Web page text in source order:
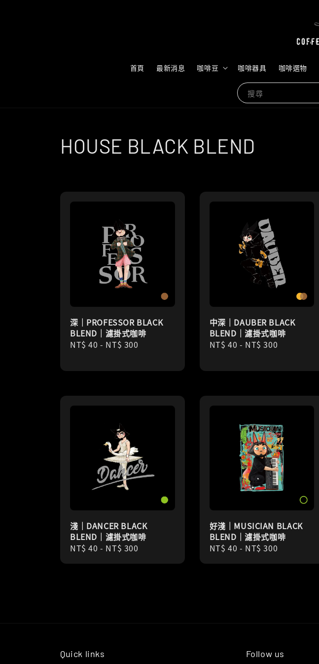
搜尋
首頁 最新消息 咖啡豆 咖啡器具 咖啡選物
HOUSE BLACK BLEND
深｜PROFESSOR BLACK
BLEND｜濾掛式咖啡
Regular
NT$ 40 - NT$ 300
中深｜DAUBER BLACK
BLEND｜濾掛式咖啡
Regular
NT$ 40 - NT$ 300
淺｜DANCER BLACK
BLEND｜濾掛式咖啡
Regular
NT$ 40 - NT$ 300
好淺｜MUSICIAN BLACK
BLEND｜濾掛式咖啡
Regular
NT$ 40 - NT$ 300
Quick links Follow us